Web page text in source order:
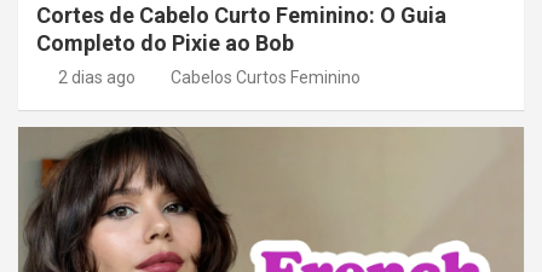
Cortes de Cabelo Curto Feminino: O Guia
Completo do Pixie ao Bob
2 dias ago Cabelos Curtos Feminino